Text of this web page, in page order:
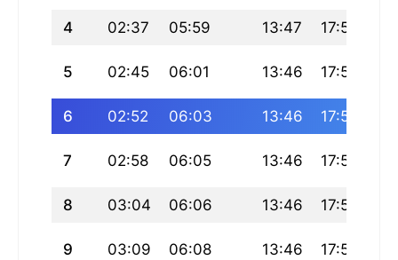
4 02:37 05:59 13:47 17:57
5 02:45 06:01 13:46 17:56
6 02:52 06:03 13:46 17:55
7 02:58 06:05 13:46 17:55
8 03:04 06:06 13:46 17:54
9 03:09 06:08 13:46 17:53